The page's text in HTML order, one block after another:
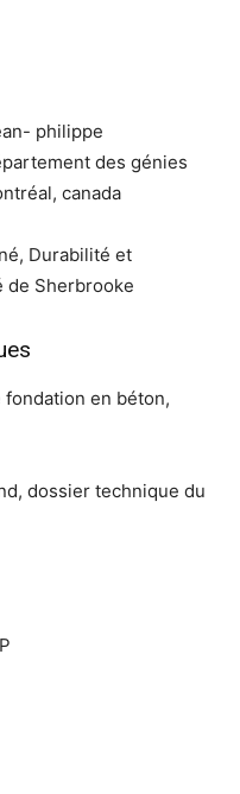
philippe
des génies
canada
Durabilité et
de Sherbrooke
en béton,
dossier technique du